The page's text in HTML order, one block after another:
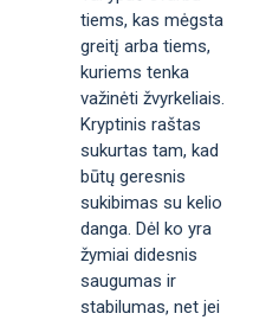
tiems, kas mėgsta
greitį arba tiems,
kuriems tenka
važinėti žvyrkeliais.
Kryptinis raštas
sukurtas tam, kad
būtų geresnis
sukibimas su kelio
danga. Dėl ko yra
žymiai didesnis
saugumas ir
stabilumas, net jei